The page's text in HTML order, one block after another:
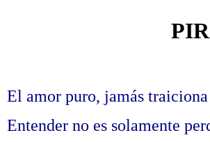
El amor puro, jamás
Entender no es solamente